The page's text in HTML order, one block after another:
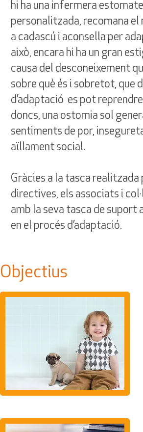
hi ha una infermera
personalitzada, recomana
a cadascú i aconsella per
això, encara hi ha un gran
causa del desconeixement
sobre què és i sobretot, que
d’adaptació es pot
doncs, una ostomia sol
sentiments de por,
aïllament social.
Gràcies a la tasca
directives, els associats i
amb la seva tasca de suport
en el procés d’adaptació.
Objectius